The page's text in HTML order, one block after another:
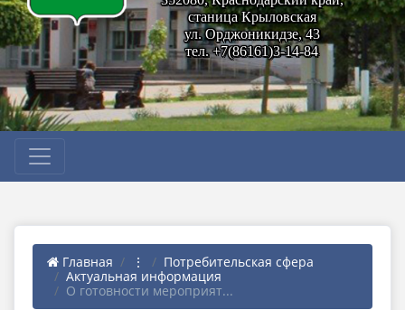
станица Крыловская
ул. Орджоникидзе, 43
тел. +7(86161)3-14-84
Главная ⋮
Потребительская сфера
Актуальная информация
О готовности мероприят...